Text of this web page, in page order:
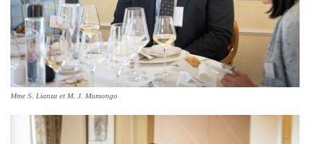
Mme S. Lianza et M. J. Mumongo